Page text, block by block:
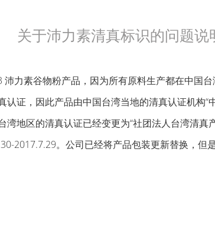
关于沛力素清真标识的问题说
力素谷物粉产品，因为所有原料生产都在中国
证，因此产品由中国台湾当地的清真认证机构“
地区的清真认证已经变更为“社团法人台湾清真
2017.7.29。公司已经将产品包装更新替换，但